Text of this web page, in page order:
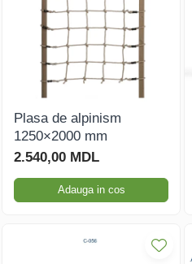
Plasa de alpinism
1250×2000 mm
2.540,00 MDL
Adauga in cos